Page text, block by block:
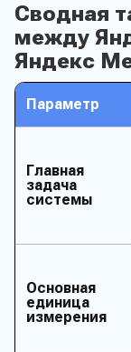
Сводная
между
Яндекс
Параметр
Главная
задача
системы
Основная
единица
измерения